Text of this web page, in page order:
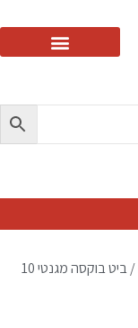
/ ביט בוקסה מגנטי 10